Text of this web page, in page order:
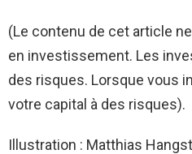
(Le contenu de cet article
en investissement. Les
des risques. Lorsque vous
votre capital à des risques).
Illustration : Matthias